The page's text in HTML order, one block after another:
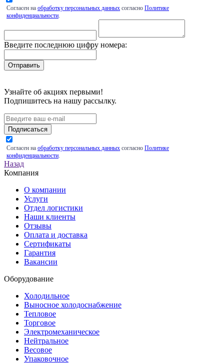
Согласен на обработку персональных данных согласно Политике
конфиденциальности.
Введите последнюю цифру номера:
Узнайте об акциях первыми!
Подпишитесь на нашу рассылку.
Подписаться
Согласен на обработку персональных данных согласно Политике
конфиденциальности.
Назад
Компания
О компании
Услуги
Отдел логистики
Наши клиенты
Отзывы
Оплата и доставка
Сертификаты
Гарантия
Вакансии
Оборудование
Холодильное
Выносное холодоснабжение
Тепловое
Торговое
Электромеханическое
Нейтральное
Весовое
Упаковочное